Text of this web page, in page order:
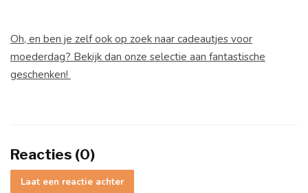
Oh, en ben je zelf ook op zoek naar cadeautjes voor
moederdag? Bekijk dan onze selectie aan fantastische
geschenken!
Reacties (0)
Laat een reactie achter